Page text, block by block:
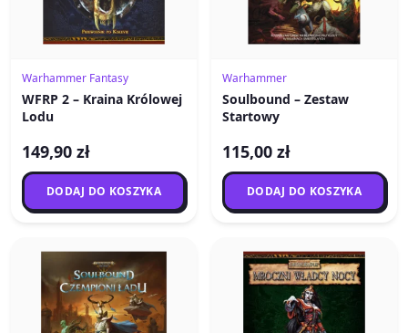
Warhammer Fantasy
WFRP 2 – Kraina Królowej
Lodu
149,90 zł
DODAJ DO KOSZYKA
Warhammer
Soulbound – Zestaw
Startowy
115,00 zł
DODAJ DO KOSZYKA